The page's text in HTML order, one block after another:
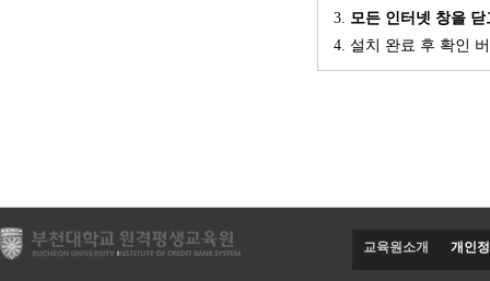
3. 모든 인터넷 창을 닫
4. 설치 완료 후 확인
교육원소개 개인